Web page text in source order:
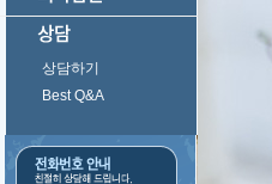
상담하기
Best Q&A